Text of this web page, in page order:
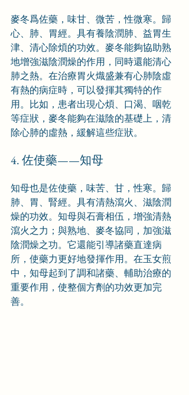
麥冬爲佐藥，味甘、微苦，性微寒。歸
心、肺、胃經。具有養陰潤肺、益胃生
津、清心除煩的功效。麥冬能夠協助熟
地增強滋陰潤燥的作用，同時還能清心
肺之熱。在治療胃火熾盛兼有心肺陰虛
有熱的病症時，可以發揮其獨特的作
用。比如，患者出現心煩、口渴、咽乾
等症狀，麥冬能夠在滋陰的基礎上，清
除心肺的虛熱，緩解這些症狀。
4. 佐使藥——知母
知母也是佐使藥，味苦、甘，性寒。歸
肺、胃、腎經。具有清熱瀉火、滋陰潤
燥的功效。知母與石膏相伍，增強清熱
瀉火之力；與熟地、麥冬協同，加強滋
陰潤燥之功。它還能引導諸藥直達病
所，使藥力更好地發揮作用。在玉女煎
中，知母起到了調和諸藥、輔助治療的
重要作用，使整個方劑的功效更加完
善。